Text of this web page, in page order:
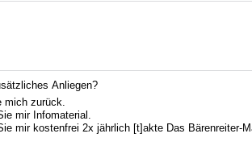
Anliegen?
mich zurück.
mir Infomaterial.
mir kostenfrei 2x jährlich [t]akte Das Bärenreiter-